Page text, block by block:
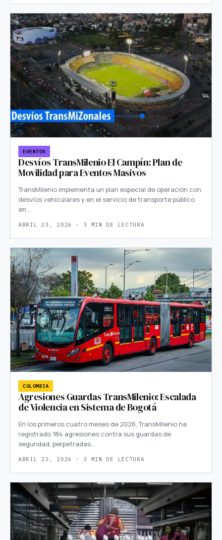
EVENTOS
Desvíos TransMilenio El Campín: Plan de
Movilidad para Eventos Masivos
TransMilenio implementa un plan especial de operación con
desvíos vehiculares y en el servicio de transporte público
en…
ABRIL 23, 2026 · 3 MIN DE LECTURA
COLOMBIA
Agresiones Guardas TransMilenio: Escalada
de Violencia en Sistema de Bogotá
En los primeros cuatro meses de 2026, TransMilenio ha
registrado 184 agresiones contra sus guardas de
seguridad, perpetradas…
ABRIL 23, 2026 · 3 MIN DE LECTURA